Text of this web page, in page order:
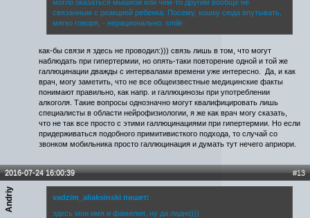
могло оказаться мышкой или чем-то другим вообще не
связанным с реакцией ребенка. Посему, кошку сюда впутывать,
мягко говоря, - нерационально. smile
как-бы связи я здесь не проводил:))) связь лишь в том, что могут
наблюдать при гипертермии, но опять-таки повторение одной и той же
галлюцинации дважды с интервалами времени уже интересно. Да, и как
врач, могу заметить, что не все общеизвестные медицинские факты
понимают правильно, как напр. и галлюцинозы при употреблении
алкоголя. Такие вопросы однозначно могут квалифицировать лишь
специалисты в области нейрофизиологии, я же как врач могу сказать,
что не так все просто с этими галлюцинациями при гипертермии. Но если
придерживаться подобного примитивисткого подхода, то случай со
звонком мобильника просто галлюцинация и думать тут нечего априори.
#13
2016-07-24 16:00:39
Andriy
vadzim_aliaksinski пишет:
здесь мои имя и фамилия, ну да ладно)))